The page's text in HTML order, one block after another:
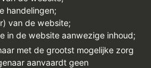
handelingen;
van de website;
in de website aanwezige inhoud;
met de grootst mogelijke zorg
aanvaardt geen